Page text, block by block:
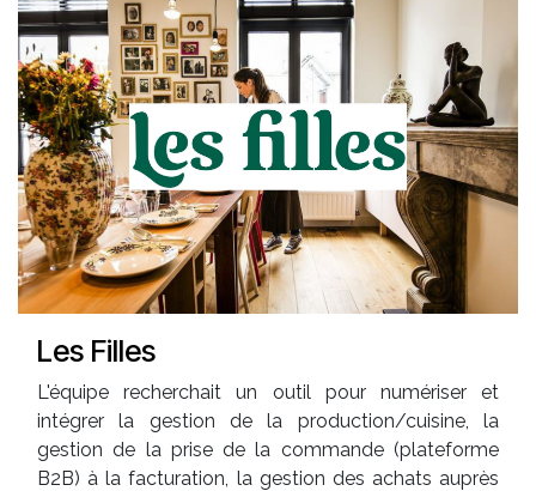
Les Filles
L'équipe recherchait un outil pour numériser et
intégrer la gestion de la production/cuisine, la
gestion de la prise de la commande (plateforme
B2B) à la facturation, la gestion des achats auprès